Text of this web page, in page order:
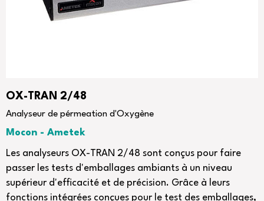
OX-TRAN 2/48
Analyseur de pérmeation d'Oxygène
Mocon - Ametek
Les analyseurs OX-TRAN 2/48 sont conçus pour faire
passer les tests d'emballages ambiants à un niveau
supérieur d'efficacité et de précision. Grâce à leurs
fonctions intégrées conçues pour le test des emballages,